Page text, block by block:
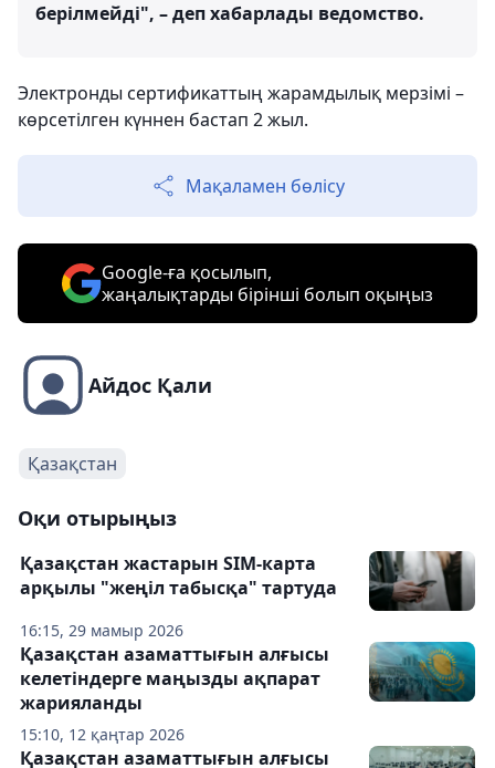
берілмейді", – деп хабарлады ведомство.
Электронды сертификаттың жарамдылық мерзімі –
көрсетілген күннен бастап 2 жыл.
Мақаламен бөлісу
Google-ға қосылып,
жаңалықтарды бірінші болып оқыңыз
Айдос Қали
Қазақстан
Оқи отырыңыз
16:15, 29 мамыр 2026
Қазақстан жастарын SIM-карта
арқылы "жеңіл табысқа" тартуда
15:10, 12 қаңтар 2026
Қазақстан азаматтығын алғысы
келетіндерге маңызды ақпарат
жарияланды
Қазақстан азаматтығын алғысы